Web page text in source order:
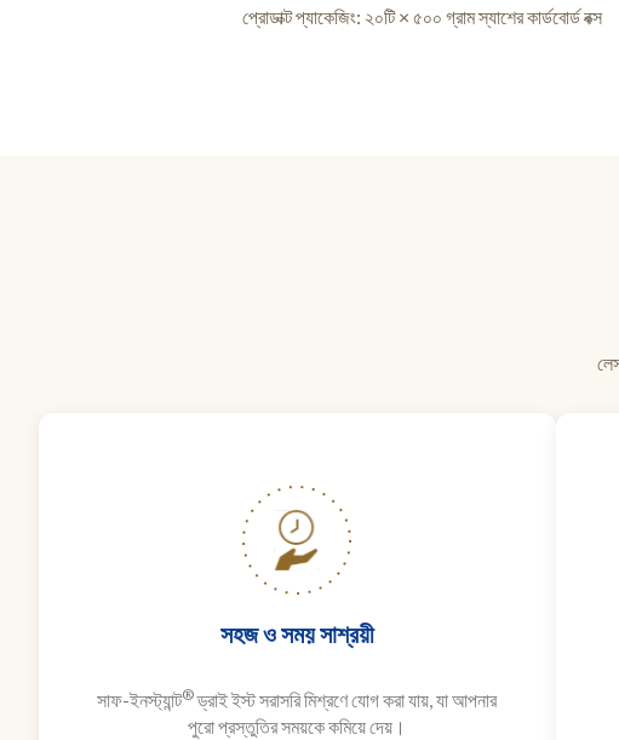
প্রোডাক্ট প্যাকেজিং: ২০টি × ৫০০ গ্রাম স্যাশের কার্ডবোর্ড বক্স
সহজ ও সময় সাশ্রয়ী
সাফ-ইনস্ট্যান্ট®ড্রাই ইস্ট সরাসরি মিশ্রণে যোগ করা যায়, যা আপনার
পুরো প্রস্তুতির সময়কে কমিয়ে দেয়।